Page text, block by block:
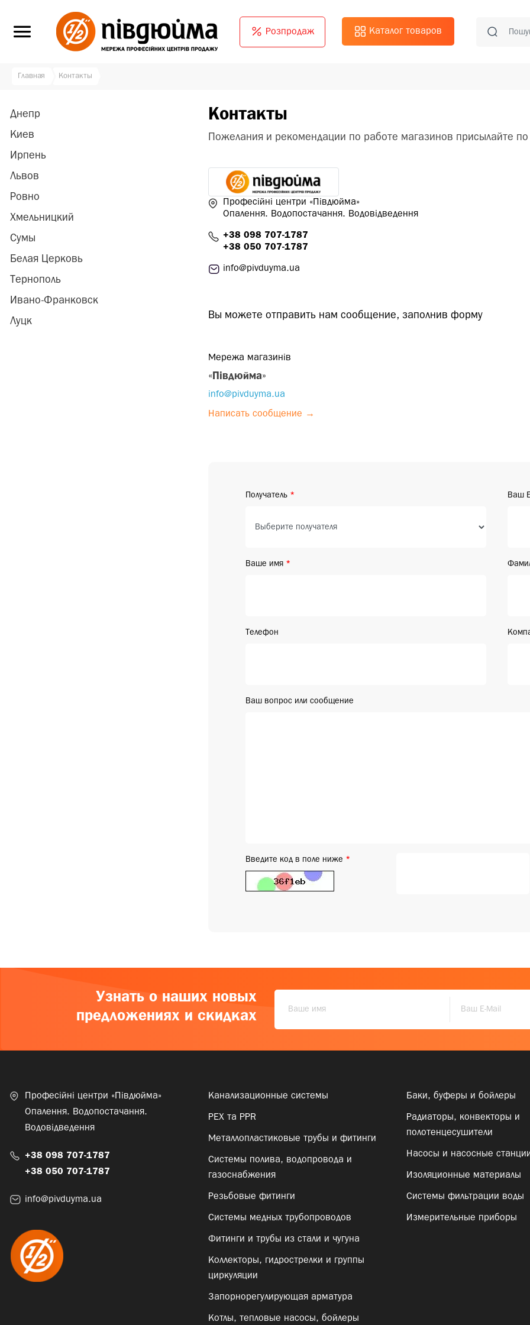
Розпродаж Каталог товаров
Главная Контакты
Днепр
Киев
Ирпень
Львов
Ровно
Хмельницкий
Сумы
Белая Церковь
Тернополь
Ивано-Франковск
Луцк
Контакты
Пожелания и рекомендации по работе магазинов присылайте по
Професійні центри «Півдюйма»
Опалення. Водопостачання. Водовідведення
+38 098 707-1787
+38 050 707-1787
info@pivduyma.ua
Вы можете отправить нам сообщение, заполнив форму
Мережа магазинів
«Півдюйма»
info@pivduyma.ua
Написать сообщение →
Получатель Ваш
Ваше имя
Телефон
Ваш вопрос или сообщение
Введите код в поле ниже
Узнать о наших новых
предложениях и скидках
Професійні центри «Півдюйма»
Опалення. Водопостачання.
Водовідведення
+38 098 707-1787
+38 050 707-1787
info@pivduyma.ua
Канализационные системы
PEX та PPR
Металлопластиковые трубы и фитинги
Системы полива, водопровода и
газоснабжения
Резьбовые фитинги
Системы медных трубопроводов
Фитинги и трубы из стали и чугуна
Коллекторы, гидрострелки и группы
циркуляции
Запорнорегулирующая арматура
Котлы, тепловые насосы, бойлеры
Баки, буферы и бойлеры
Радиаторы, конвекторы и
полотенцесушители
Насосы и насосные станции
Изоляционные материалы
Системы фильтрации воды
Измерительные приборы